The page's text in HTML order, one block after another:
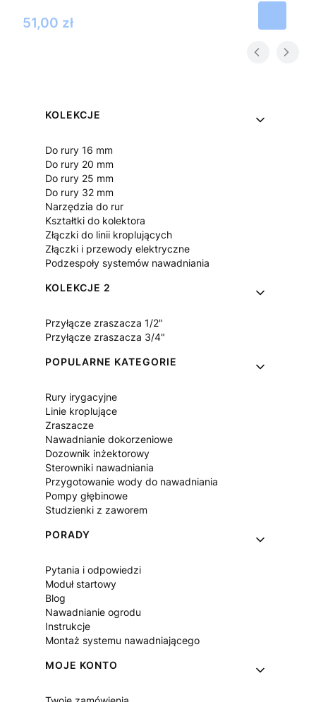
Cena
51,00 zł
Linki w stopce
KOLEKCJE
Do rury 16 mm
Do rury 20 mm
Do rury 25 mm
Do rury 32 mm
Narzędzia do rur
Kształtki do kolektora
Złączki do linii kroplujących
Złączki i przewody elektryczne
Podzespoły systemów nawadniania
KOLEKCJE 2
Przyłącze zraszacza 1/2"
Przyłącze zraszacza 3/4"
POPULARNE KATEGORIE
Rury irygacyjne
Linie kroplujące
Zraszacze
Nawadnianie dokorzeniowe
Dozownik inżektorowy
Sterowniki nawadniania
Przygotowanie wody do nawadniania
Pompy głębinowe
Studzienki z zaworem
PORADY
Pytania i odpowiedzi
Moduł startowy
Blog
Nawadnianie ogrodu
Instrukcje
Montaż systemu nawadniającego
MOJE KONTO